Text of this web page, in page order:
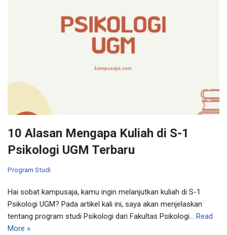
10 Alasan Mengapa Kuliah di S-1
Psikologi UGM Terbaru
Program Studi
Hai sobat kampusaja, kamu ingin melanjutkan kuliah di S-1
Psikologi UGM? Pada artikel kali ini, saya akan menjelaskan
tentang program studi Psikologi dari Fakultas Psikologi… Read
More »